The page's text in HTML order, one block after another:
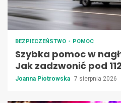
BEZPIECZEŃSTWO POMOC
Szybka pomoc w
Jak zadzwonić pod
Joanna Piotrowska 7 sierpnia 2026